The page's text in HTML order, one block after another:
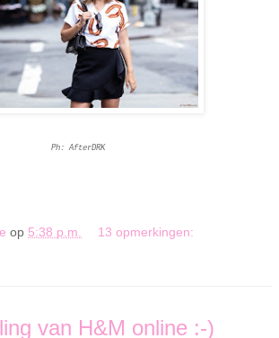
Ph: AfterDRK
op 5:38 p.m. 13 opmerkingen:
van H&M online :-)